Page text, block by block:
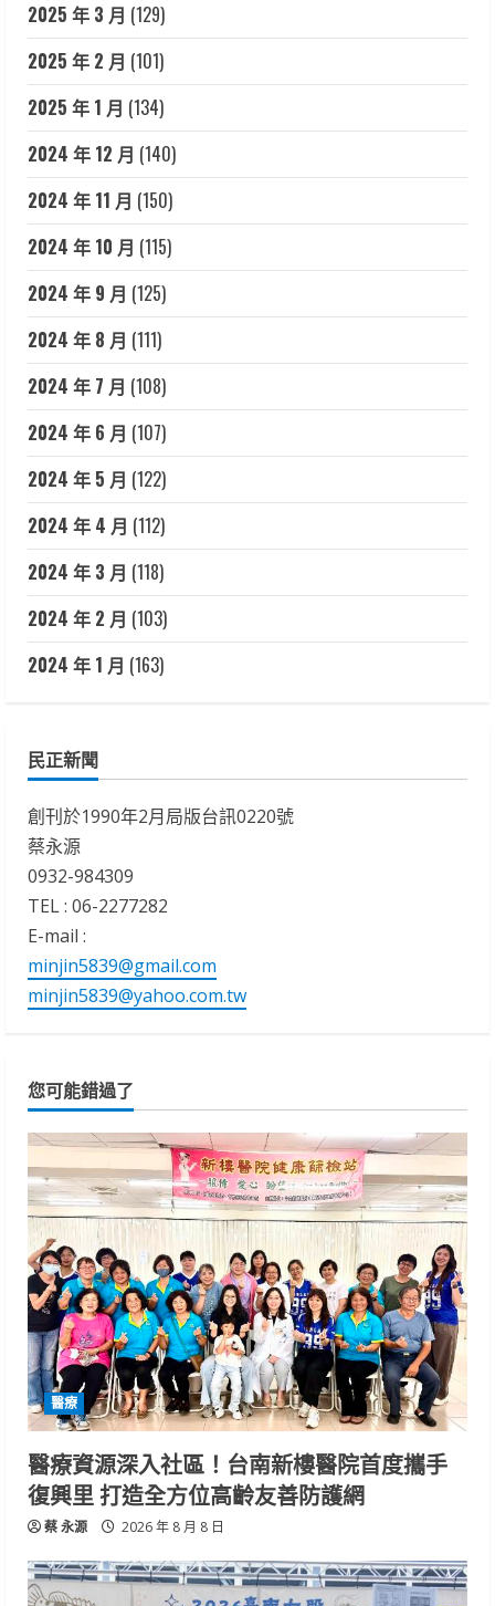
2025 年 3 月 (129)
2025 年 2 月 (101)
2025 年 1 月 (134)
2024 年 12 月 (140)
2024 年 11 月 (150)
2024 年 10 月 (115)
2024 年 9 月 (125)
2024 年 8 月 (111)
2024 年 7 月 (108)
2024 年 6 月 (107)
2024 年 5 月 (122)
2024 年 4 月 (112)
2024 年 3 月 (118)
2024 年 2 月 (103)
2024 年 1 月 (163)
民正新聞
創刊於1990年2月局版台訊0220號
蔡永源
0932-984309
TEL : 06-2277282
E-mail :
minjin5839@gmail.com
minjin5839@yahoo.com.tw
您可能錯過了
醫療
醫療資源深入社區！台南新樓醫院首度攜手
復興里 打造全方位高齡友善防護網
蔡 永源 2026 年 8 月 8 日